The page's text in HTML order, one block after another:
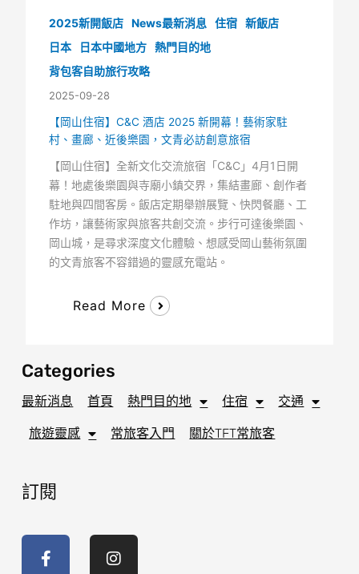
2025新開飯店 News最新消息 住宿 新飯店
日本
日本中國地方 熱門目的地
背包客自助旅行攻略
2025-09-28
【岡山住宿】C&C 酒店 2025 新開幕！藝術家駐
村、畫廊、近後樂園，文青必訪創意旅宿
【岡山住宿】全新文化交流旅宿「C&C」4月1日開
幕！地處後樂園與寺廟小鎮交界，集結畫廊、創作者
駐地與四間客房。飯店定期舉辦展覽、快閃餐廳、工
作坊，讓藝術家與旅客共創交流。步行可達後樂園、
岡山城，是尋求深度文化體驗、想感受岡山藝術氛圍
的文青旅客不容錯過的靈感充電站。
Read More
Categories
最新消息 首頁 熱門目的地 住宿 交通
旅遊靈感 常旅客入門 關於TFT常旅客
訂閱
c
s